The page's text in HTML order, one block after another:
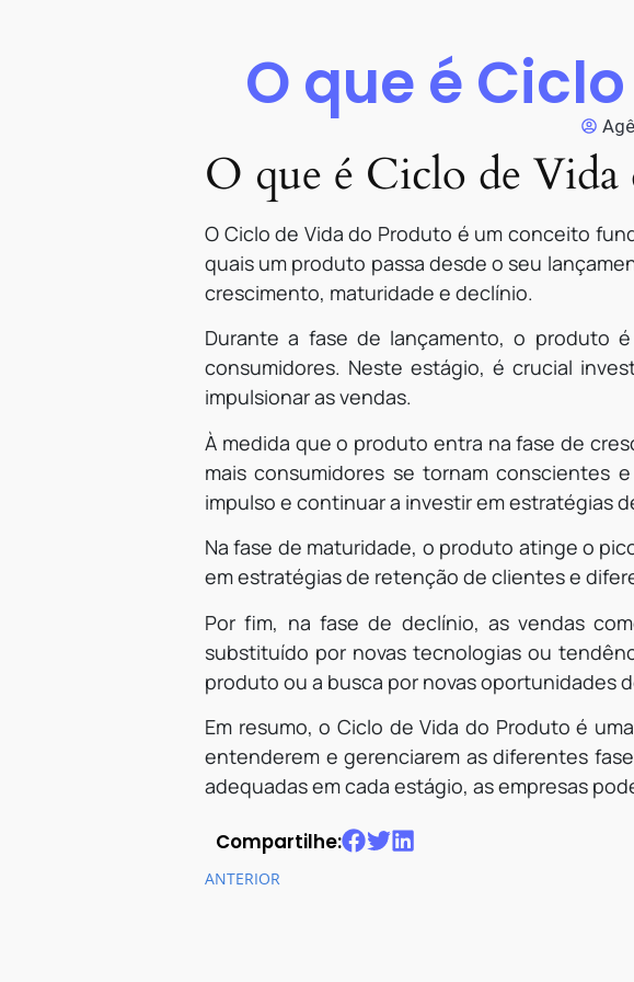
O que é
O que é Ciclo de Vida
O Ciclo de Vida do Produto é um conceito
quais um produto passa desde o seu
crescimento, maturidade e declínio.
Durante a fase de lançamento, o produto
consumidores. Neste estágio, é crucial
impulsionar as vendas.
À medida que o produto entra na fase de
mais consumidores se tornam conscientes
impulso e continuar a investir em estratégias
Na fase de maturidade, o produto atinge o
em estratégias de retenção de clientes e
Por fim, na fase de declínio, as vendas
substituído por novas tecnologias ou
produto ou a busca por novas oportunidades
Em resumo, o Ciclo de Vida do Produto é
entenderem e gerenciarem as diferentes
adequadas em cada estágio, as empresas
Compartilhe:
ANTERIOR